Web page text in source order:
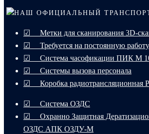
НАШ ОФИЦИАЛЬНЫЙ
☑ Метки для сканирования 3D-
☑ Требуется на постоянную
☑ Система часофикации ПИК М
☑ Системы вызова персонала
☑ Коробка радиотрансляционная
☑ Система ОЗДС
☑ Охранно Защитная
ОЗДС АПК ОЗДУ-М